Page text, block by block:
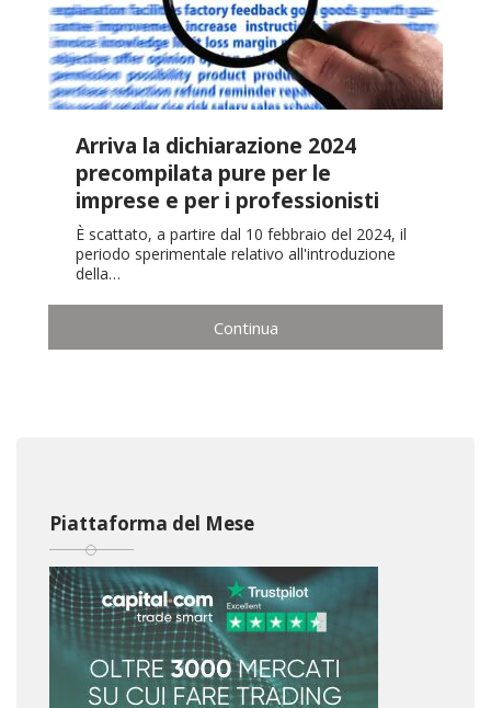
Arriva la dichiarazione 2024
precompilata pure per le
imprese e per i professionisti
È scattato, a partire dal 10 febbraio del 2024, il
periodo sperimentale relativo all'introduzione
della…
Continua
Piattaforma del Mese